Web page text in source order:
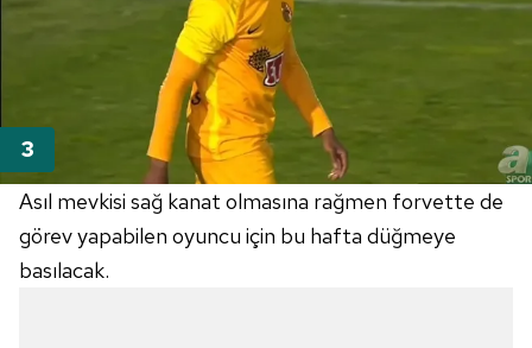
Asıl mevkisi sağ kanat olmasına rağmen forvette de
görev yapabilen oyuncu için bu hafta düğmeye
basılacak.